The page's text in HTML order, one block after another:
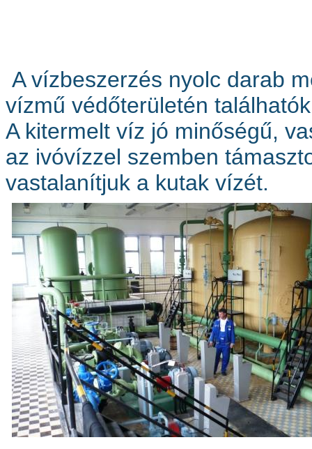
A vízbeszerzés nyolc darab
vízmű védőterületén
A kitermelt víz jó minőségű,
az ivóvízzel szemben
vastalanítjuk a kutak vízét.